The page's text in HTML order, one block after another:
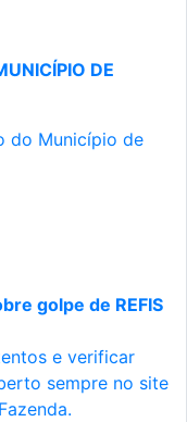
DE
do Município de
golpe de REFIS
e verificar
sempre no site